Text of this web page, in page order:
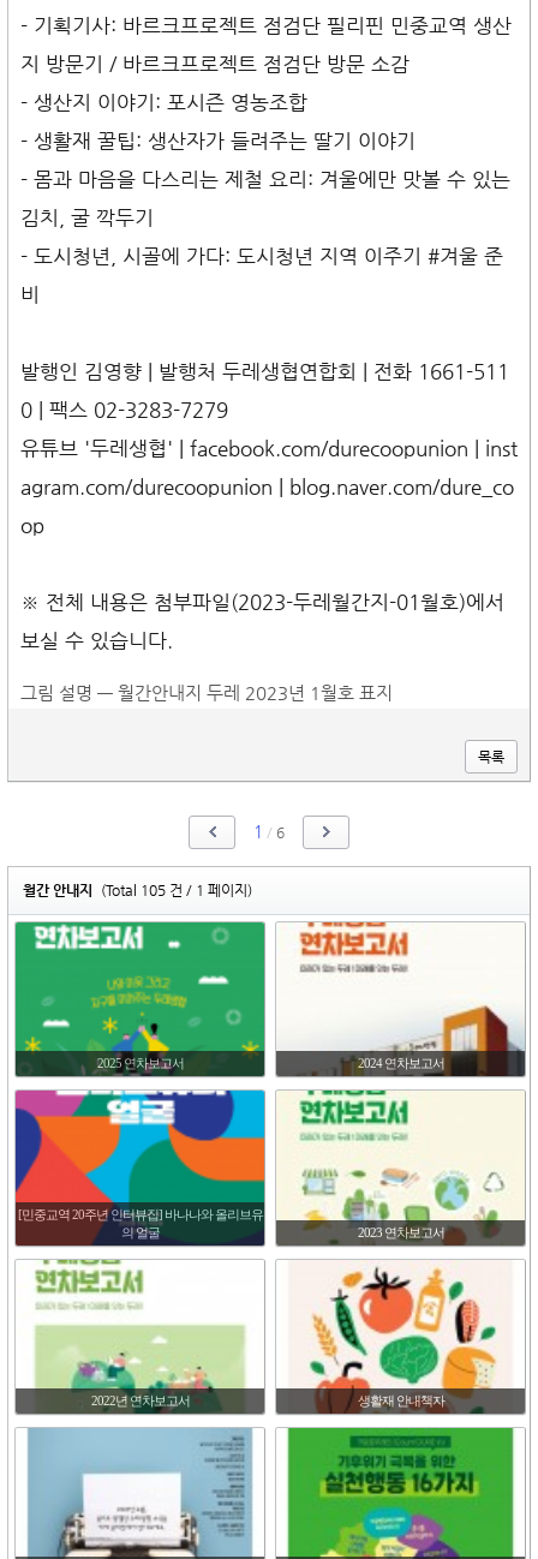
- 기획기사: 바르크프로젝트 점검단 필리핀 민중교역 생산
지 방문기 / 바르크프로젝트 점검단 방문 소감
- 생산지 이야기: 포시즌 영농조합
- 생활재 꿀팁: 생산자가 들려주는 딸기 이야기
- 몸과 마음을 다스리는 제철 요리: 겨울에만 맛볼 수 있는
김치, 굴 깍두기
- 도시청년, 시골에 가다: 도시청년 지역 이주기 #겨울 준
비
발행인 김영향 | 발행처 두레생협연합회 | 전화 1661-511
0 | 팩스 02-3283-7279
유튜브 '두레생협' | facebook.com/durecoopunion | inst
agram.com/durecoopunion | blog.naver.com/dure_co
op
※ 전체 내용은 첨부파일(2023-두레월간지-01월호)에서
보실 수 있습니다.
그림 설명 — 월간안내지 두레 2023년 1월호 표지
목록
1 / 6
월간 안내지 (Total 105 건 / 1 페이지)
2025 연차보고서 2024 연차보고서
[민중교역 20주년 인터뷰집] 바나나와 올리브유
의 얼굴
2023 연차보고서
2022년 연차보고서 생활재 안내책자